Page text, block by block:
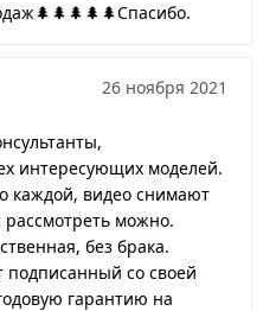
26 ноября 2021
интересующих моделей.
каждой, видео снимают
рассмотреть можно.
без брака.
подписанный со своей
гарантию на